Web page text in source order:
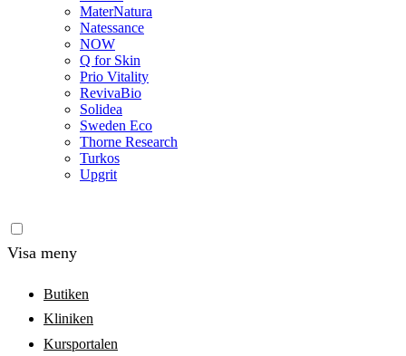
MaterNatura
Natessance
NOW
Q for Skin
Prio Vitality
RevivaBio
Solidea
Sweden Eco
Thorne Research
Turkos
Upgrit
Visa meny
Butiken
Kliniken
Kursportalen